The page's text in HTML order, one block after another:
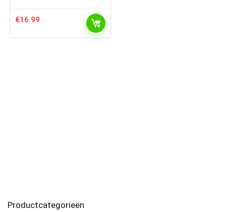
€16.99
Productcategorieën